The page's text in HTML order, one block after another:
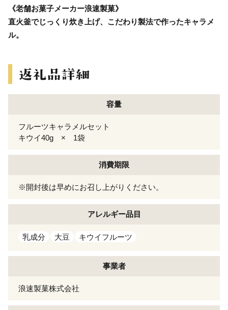
《老舗お菓子メーカー浪速製菓》
直火釜でじっくり炊き上げ、こだわり製法で作ったキャラメ
ル。
容量
フルーツキャラメルセット
キウイ40g × 1袋
消費期限
※開封後は早めにお召し上がりください。
アレルギー品目
乳成分 大豆 キウイフルーツ
事業者
浪速製菓株式会社